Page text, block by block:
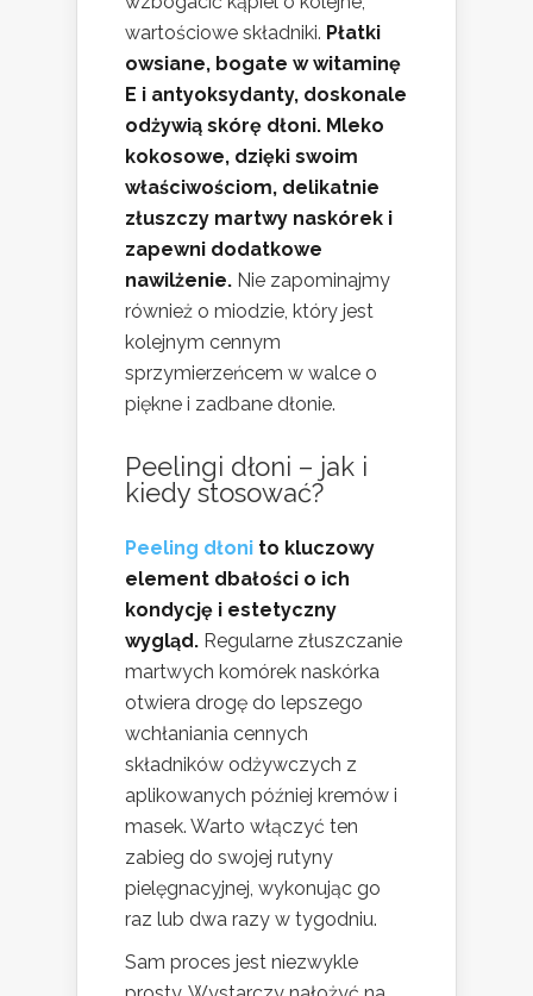
wartościowe składniki. Płatki
owsiane, bogate w witaminę
E i antyoksydanty, doskonale
odżywią skórę dłoni. Mleko
kokosowe, dzięki swoim
właściwościom, delikatnie
złuszczy martwy naskórek i
zapewni dodatkowe
nawilżenie. Nie zapominajmy
również o miodzie, który jest
kolejnym cennym
sprzymierzeńcem w walce o
piękne i zadbane dłonie.
Peelingi dłoni – jak i
kiedy stosować?
Peeling dłoni to kluczowy
element dbałości o ich
kondycję i estetyczny
wygląd. Regularne złuszczanie
martwych komórek naskórka
otwiera drogę do lepszego
wchłaniania cennych
składników odżywczych z
aplikowanych później kremów i
masek. Warto włączyć ten
zabieg do swojej rutyny
pielęgnacyjnej, wykonując go
raz lub dwa razy w tygodniu.
Sam proces jest niezwykle